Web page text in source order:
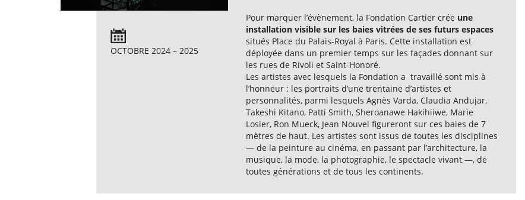
OCTOBRE 2024 – 2025
Pour marquer l’évènement, la Fondation Cartier crée une
installation visible sur les baies vitrées de ses futurs espaces
situés Place du Palais-Royal à Paris. Cette installation est
déployée dans un premier temps sur les façades donnant sur
les rues de Rivoli et Saint-Honoré.
Les artistes avec lesquels la Fondation a travaillé sont mis à
l’honneur : les portraits d’une trentaine d’artistes et
personnalités, parmi lesquels Agnès Varda, Claudia Andujar,
Takeshi Kitano, Patti Smith, Sheroanawe Hakihiiwe, Marie
Losier, Ron Mueck, Jean Nouvel figureront sur ces baies de 7
mètres de haut. Les artistes sont issus de toutes les disciplines
— de la peinture au cinéma, en passant par l’architecture, la
musique, la mode, la photographie, le spectacle vivant —, de
toutes générations et de tous les continents.